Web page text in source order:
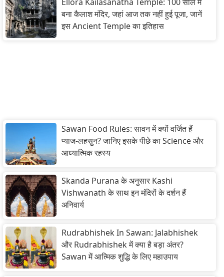
बना कैलाश मंदिर, जहां आज तक नहीं हुई पूजा, जानें
इस Ancient Temple का इतिहास
Sawan Food Rules: सावन में क्यों वर्जित हैं
प्याज-लहसुन? जानिए इसके पीछे का Science और
आध्यात्मिक रहस्य
Skanda Purana के अनुसार Kashi
Vishwanath के साथ इन मंदिरों के दर्शन हैं
अनिवार्य
Rudrabhishek In Sawan: Jalabhishek
और Rudrabhishek में क्या है बड़ा अंतर?
Sawan में आत्मिक शुद्धि के लिए महाउपाय